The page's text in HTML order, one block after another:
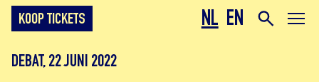
NL EN
KOOP TICKETS
DEBAT, 22 JUNI 2022